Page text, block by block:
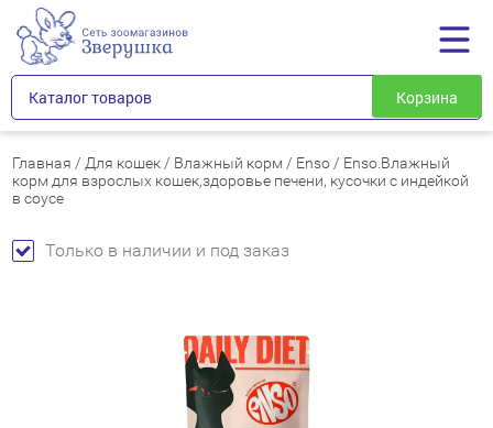
Каталог товаров Корзина
Главная / Для кошек / Влажный корм / Enso / Enso.Влажный
корм для взрослых кошек,здоровье печени, кусочки с индейкой
в соусе
Только в наличии и под заказ